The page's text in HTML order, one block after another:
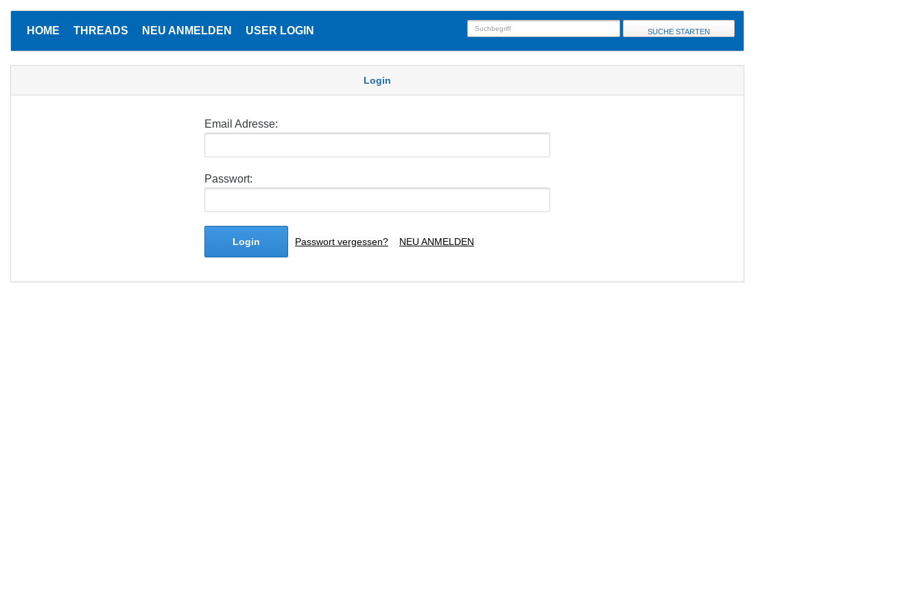
HOME THREADS NEU ANMELDEN USER LOGIN SUCHE STARTEN
Login
Email Adresse:
Passwort:
Login Passwort vergessen? NEU ANMELDEN